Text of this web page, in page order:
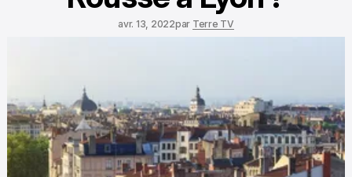
avr. 13, 2022par Terre TV